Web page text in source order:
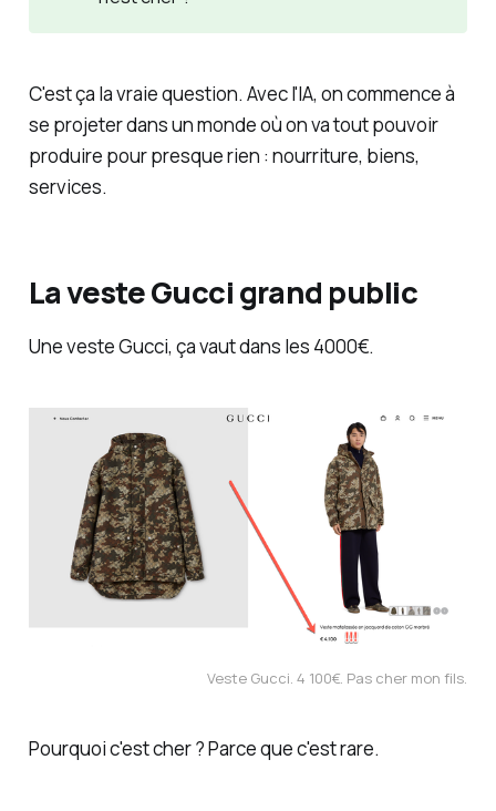
C'est ça la vraie question. Avec l'IA, on commence à
se projeter dans un monde où on va tout pouvoir
produire pour presque rien : nourriture, biens,
services.
La veste Gucci grand public
Une veste Gucci, ça vaut dans les 4000€.
Veste Gucci. 4 100€. Pas cher mon fils.
Pourquoi c'est cher ? Parce que c'est rare.